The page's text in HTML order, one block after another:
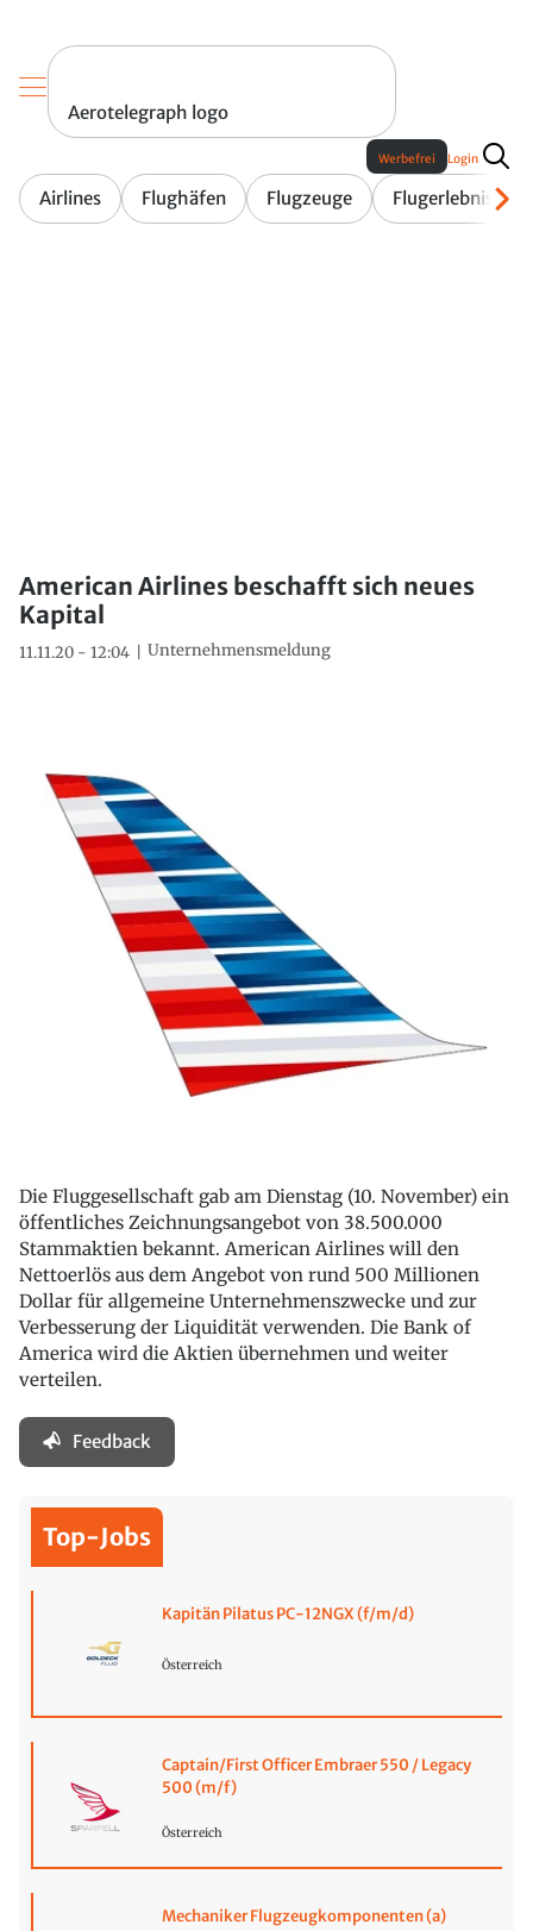
Aerotelegraph logo
Airlines Flughäfen Flugzeuge Flugerlebnis
Werbefrei Login
American Airlines beschafft sich neues
Kapital
11.11.20 - 12:04 Unternehmensmeldung
Die Fluggesellschaft gab am Dienstag (10. November) ein
öffentliches Zeichnungsangebot von 38.500.000
Stammaktien bekannt. American Airlines will den
Nettoerlös aus dem Angebot von rund 500 Millionen
Dollar für allgemeine Unternehmenszwecke und zur
Verbesserung der Liquidität verwenden. Die Bank of
America wird die Aktien übernehmen und weiter
verteilen.
Feedback
Top-Jobs
Kapitän Pilatus PC-12NGX (f/m/d)
Österreich
Captain/First Officer Embraer 550 / Legacy
500 (m/f)
Österreich
Mechaniker Flugzeugkomponenten (a)